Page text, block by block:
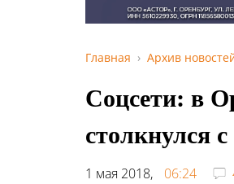
Главная Архив
Соцсети: в
столкнулся
1 мая 2018, 06:24